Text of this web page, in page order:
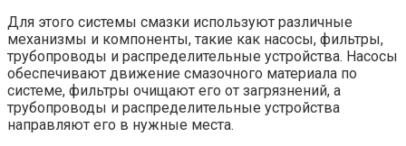
Для этого системы смазки используют различные
механизмы и компоненты, такие как насосы, фильтры,
трубопроводы и распределительные устройства. Насосы
обеспечивают движение смазочного материала по
системе, фильтры очищают его от загрязнений, а
трубопроводы и распределительные устройства
направляют его в нужные места.